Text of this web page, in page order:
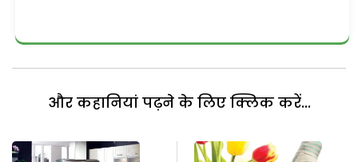
और कहानियां पढ़ने के लिए क्लिक करें...